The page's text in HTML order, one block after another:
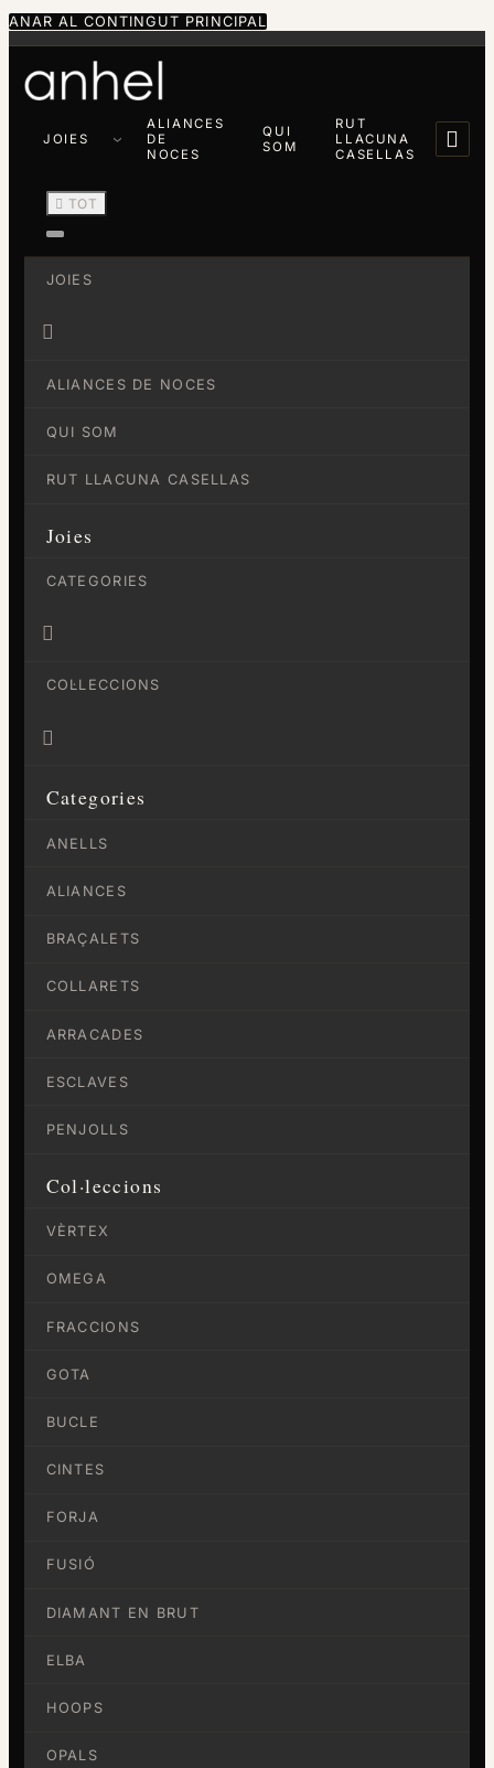
ANAR AL CONTINGUT PRINCIPAL
JOIES
ALIANCES
DE
NOCES
QUI
SOM
RUT
LLACUNA
CASELLAS

 TOT
JOIES

ALIANCES DE NOCES
QUI SOM
RUT LLACUNA CASELLAS
Joies
CATEGORIES

COL·LECCIONS

Categories
ANELLS
ALIANCES
BRAÇALETS
COLLARETS
ARRACADES
ESCLAVES
PENJOLLS
Col·leccions
VÈRTEX
OMEGA
FRACCIONS
GOTA
BUCLE
CINTES
FORJA
FUSIÓ
DIAMANT EN BRUT
ELBA
HOOPS
OPALS